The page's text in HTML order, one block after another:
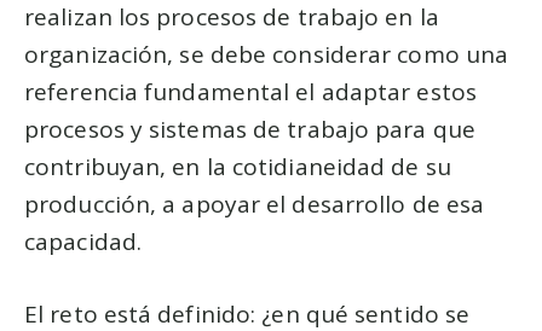
realizan los procesos de trabajo en la
organización, se debe considerar como una
referencia fundamental el adaptar estos
procesos y sistemas de trabajo para que
contribuyan, en la cotidianeidad de su
producción, a apoyar el desarrollo de esa
capacidad.
El reto está definido: ¿en qué sentido se